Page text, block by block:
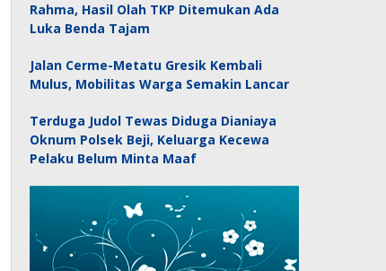
Rahma, Hasil Olah TKP Ditemukan Ada
Luka Benda Tajam
Jalan Cerme-Metatu Gresik Kembali
Mulus, Mobilitas Warga Semakin Lancar
Terduga Judol Tewas Diduga Dianiaya
Oknum Polsek Beji, Keluarga Kecewa
Pelaku Belum Minta Maaf